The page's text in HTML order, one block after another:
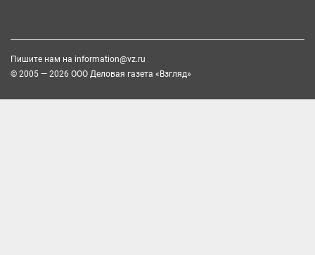
Пишите нам на information@vz.ru
© 2005 — 2026 ООО Деловая газета «Взгляд»